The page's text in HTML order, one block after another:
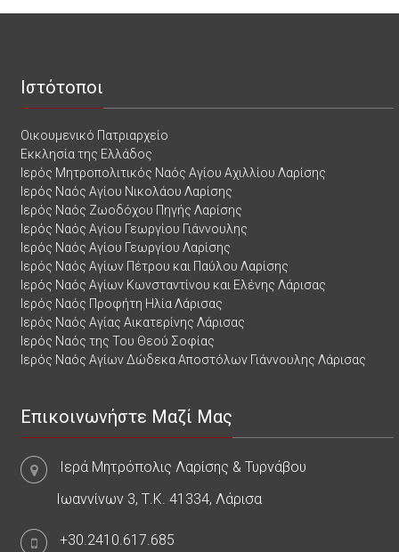
Ιστότοποι
Οικουμενικό Πατριαρχείο
Εκκλησία της Ελλάδος
Ιερός Μητροπολιτικός Ναός Αγίου Αχιλλίου Λαρίσης
Ιερός Ναός Αγίου Νικολάου Λαρίσης
Ιερός Ναός Ζωοδόχου Πηγής Λαρίσης
Ιερός Ναός Αγίου Γεωργίου Γιάννουλης
Ιερός Ναός Αγίου Γεωργίου Λαρίσης
Ιερός Ναός Αγίων Πέτρου και Παύλου Λαρίσης
Ιερός Ναός Αγίων Κωνσταντίνου και Ελένης Λάρισας
Ιερός Ναός Προφήτη Ηλία Λάρισας
Ιερός Ναός Αγίας Αικατερίνης Λάρισας
Ιερός Ναός της Του Θεού Σοφίας
Ιερός Ναός Αγίων Δώδεκα Αποστόλων Γιάννουλης Λάρισας
Επικοινωνήστε Μαζί Μας
Ιερά Μητρόπολις Λαρίσης & Τυρνάβου
Ιωαννίνων 3, Τ.Κ. 41334, Λάρισα
+30.2410.617.685